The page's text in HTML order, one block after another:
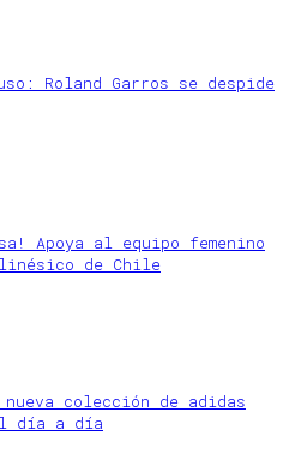
Roland Garros se despide
Apoya al equipo femenino
de Chile
colección de adidas
día a día